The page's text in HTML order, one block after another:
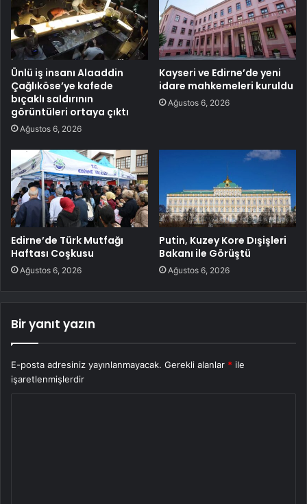
Ünlü iş insanı Alaaddin
Çağlıköse’ye kafede
bıçaklı saldırının
görüntüleri ortaya çıktı
Ağustos 6, 2026
Kayseri ve Edirne’de yeni
idare mahkemeleri kuruldu
Ağustos 6, 2026
Edirne’de Türk Mutfağı
Haftası Coşkusu
Ağustos 6, 2026
Putin, Kuzey Kore Dışişleri
Bakanı ile Görüştü
Ağustos 6, 2026
Bir yanıt yazın
E-posta adresiniz yayınlanmayacak. Gerekli alanlar * ile
işaretlenmişlerdir